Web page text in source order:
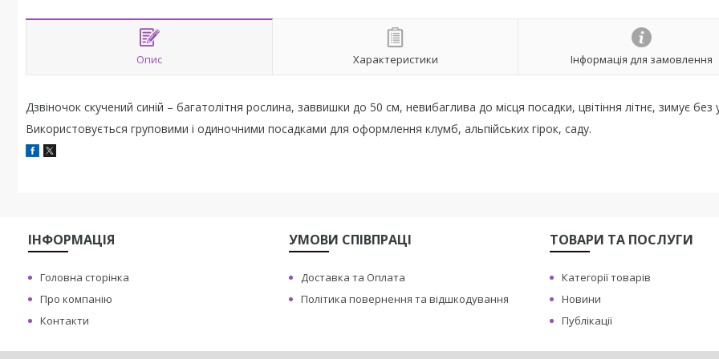
Опис Характеристики Інформація для замовлення
Дзвіночок скучений синій – багатолітня рослина, заввишки до 50 см, невибаглива до місця посадки, цвітіння літнє, зимує без
Використовується груповими і одиночними посадками для оформлення клумб, альпійських гірок, саду.
ІНФОРМАЦІЯ
Головна сторінка
Про компанію
Контакти
УМОВИ СПІВПРАЦІ
Доставка та Оплата
Політика повернення та відшкодування
ТОВАРИ ТА ПОСЛУГИ
Категорії товарів
Новини
Публікації